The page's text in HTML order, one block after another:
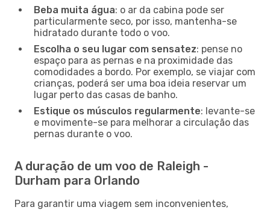
Beba muita água: o ar da cabina pode ser
particularmente seco, por isso, mantenha-se
hidratado durante todo o voo.
Escolha o seu lugar com sensatez: pense no
espaço para as pernas e na proximidade das
comodidades a bordo. Por exemplo, se viajar com
crianças, poderá ser uma boa ideia reservar um
lugar perto das casas de banho.
Estique os músculos regularmente: levante-se
e movimente-se para melhorar a circulação das
pernas durante o voo.
A duração de um voo de Raleigh -
Durham para Orlando
Para garantir uma viagem sem inconvenientes,